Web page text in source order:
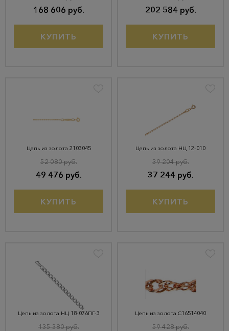
168 606 руб.
КУПИТЬ
202 584 руб.
КУПИТЬ
Цепь из золота 2103045
49 476 руб.
52 080 руб.
КУПИТЬ
Цепь из золота НЦ 12-010
37 244 руб.
39 204 руб.
КУПИТЬ
Цепь из золота НЦ 18-076ПГ-3
135 380 руб.
Цепь из золота С16514040
59 428 руб.